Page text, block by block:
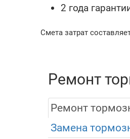
2 года
Смета затрат
Ремонт
Ремонт
Замена